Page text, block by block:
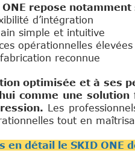
ONE repose
d’intégration
simple et intuitive
opérationnelles élevées
reconnue
optimisée et à ses
comme une
Les
tout en
en détail le SKID ONE